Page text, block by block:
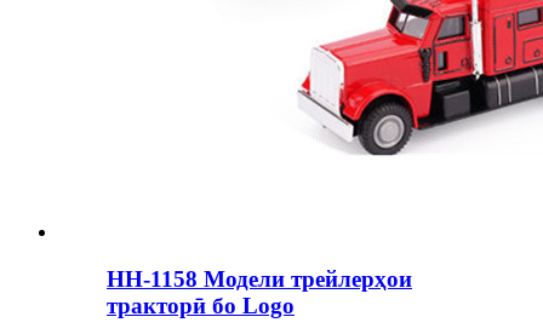
HH-1158 Модели трейлерҳои
тракторӣ бо Logo